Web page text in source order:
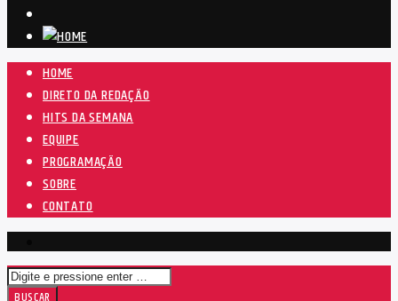
HOME
DIRETO DA REDAÇÃO
HITS DA SEMANA
EQUIPE
PROGRAMAÇÃO
SOBRE
CONTATO